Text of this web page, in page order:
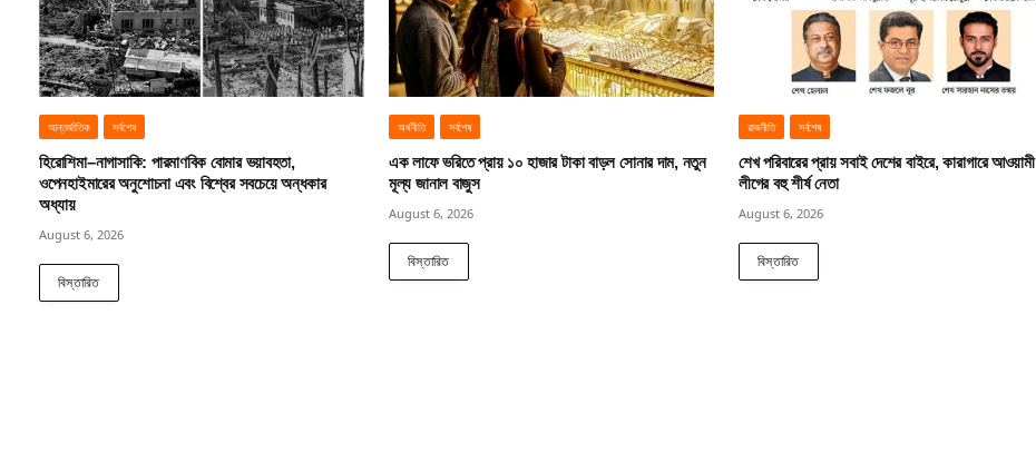
আন্তর্জাতিক সর্বশেষ
হিরোশিমা–নাগাসাকি: পারমাণবিক বোমার ভয়াবহতা,
ওপেনহাইমারের অনুশোচনা এবং বিশ্বের সবচেয়ে অন্ধকার
অধ্যায়
August 6, 2026
বিস্তারিত
অর্থনীতি সর্বশেষ
এক লাফে ভরিতে প্রায় ১০ হাজার টাকা বাড়ল সোনার দাম, নতুন
মূল্য জানাল বাজুস
August 6, 2026
বিস্তারিত
রাজনীতি সর্বশেষ
শেখ পরিবারের প্রায় সবাই দেশের বাইরে, কারাগারে আওয়ামী
লীগের বহু শীর্ষ নেতা
August 6, 2026
বিস্তারিত